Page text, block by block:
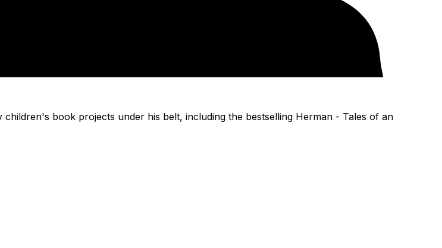
book projects under his belt, including the bestselling Herman - Tales of an